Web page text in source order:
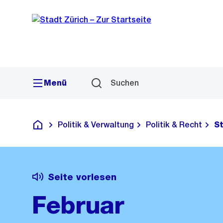
Navigation
Sprunglink
Menü Suchen
Deutsch
Politik & Verwaltung Politik & Recht
Seite vorlesen
Februar